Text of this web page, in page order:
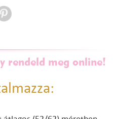
rendeld meg online!